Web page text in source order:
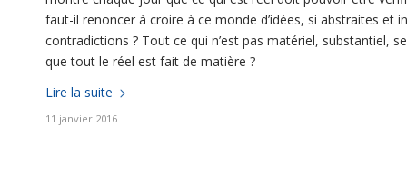
faut-il renoncer à croire à ce monde d’idées, si abstraites et
contradictions ? Tout ce qui n’est pas matériel, substantiel,
que tout le réel est fait de matière ?
Lire la suite
11 janvier 2016